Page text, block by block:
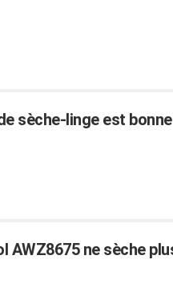
sèche-linge est
AWZ8675 ne sèche